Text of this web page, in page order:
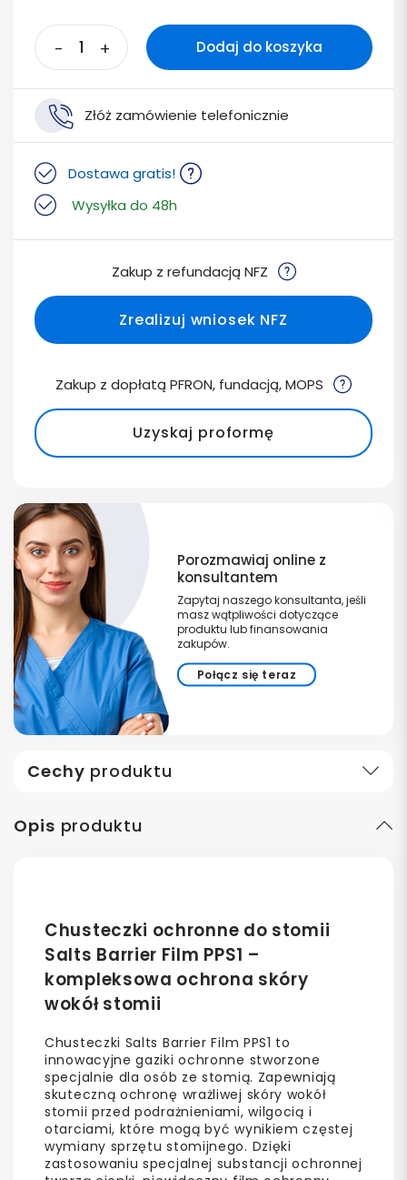
- + Dodaj do koszyka
Złóż zamówienie telefonicznie
Dostawa gratis!
Wysyłka do 48h
Zakup z refundacją NFZ
Zrealizuj wniosek NFZ
Zakup z dopłatą PFRON, fundacją, MOPS
Uzyskaj proformę
Porozmawiaj online z
konsultantem
Zapytaj naszego konsultanta, jeśli
masz wątpliwości dotyczące
produktu lub finansowania
zakupów.
Połącz się teraz
Cechy produktu
Opis produktu
Chusteczki ochronne do stomii
Salts Barrier Film PPS1 –
kompleksowa ochrona skóry
wokół stomii
Chusteczki Salts Barrier Film PPS1 to
innowacyjne gaziki ochronne stworzone
specjalnie dla osób ze stomią. Zapewniają
skuteczną ochronę wrażliwej skóry wokół
stomii przed podrażnieniami, wilgocią i
otarciami, które mogą być wynikiem częstej
wymiany sprzętu stomijnego. Dzięki
zastosowaniu specjalnej substancji ochronnej